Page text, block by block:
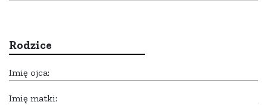
Rodzice
Imię ojca:
Imię matki: